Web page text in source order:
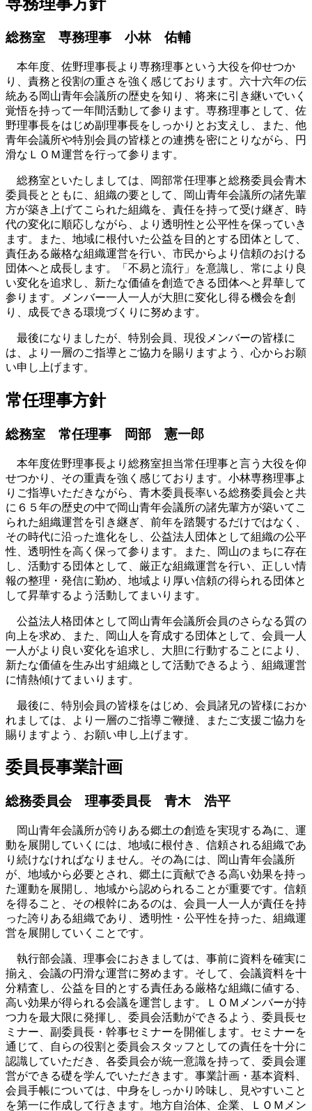
専務理事方針
総務室 専務理事 小林 佑輔
本年度、佐野理事長より専務理事という大役を仰せつか
り、責務と役割の重さを強く感じております。六十六年の伝
統ある岡山青年会議所の歴史を知り、将来に引き継いでいく
覚悟を持って一年間活動して参ります。専務理事として、佐
野理事長をはじめ副理事長をしっかりとお支えし、また、他
青年会議所や特別会員の皆様との連携を密にとりながら、円
滑なＬＯＭ運営を行って参ります。
総務室といたしましては、岡部常任理事と総務委員会青木
委員長とともに、組織の要として、岡山青年会議所の諸先輩
方が築き上げてこられた組織を、責任を持って受け継ぎ、時
代の変化に順応しながら、より透明性と公平性を保っていき
ます。また、地域に根付いた公益を目的とする団体として、
責任ある厳格な組織運営を行い、市民からより信頼のおける
団体へと成長します。「不易と流行」を意識し、常により良
い変化を追求し、新たな価値を創造できる団体へと昇華して
参ります。メンバー一人一人が大胆に変化し得る機会を創
り、成長できる環境づくりに努めます。
最後になりましたが、特別会員、現役メンバーの皆様に
は、より一層のご指導とご協力を賜りますよう、心からお願
い申し上げます。
常任理事方針
総務室 常任理事 岡部 憲一郎
本年度佐野理事長より総務室担当常任理事と言う大役を仰
せつかり、その重責を強く感じております。小林専務理事よ
りご指導いただきながら、青木委員長率いる総務委員会と共
に６５年の歴史の中で岡山青年会議所の諸先輩方が築いてこ
られた組織運営を引き継ぎ、前年を踏襲するだけではなく、
その時代に沿った進化をし、公益法人団体として組織の公平
性、透明性を高く保って参ります。また、岡山のまちに存在
し、活動する団体として、厳正な組織運営を行い、正しい情
報の整理・発信に勤め、地域より厚い信頼の得られる団体と
して昇華するよう活動してまいります。
公益法人格団体として岡山青年会議所会員のさらなる質の
向上を求め、また、岡山人を育成する団体として、会員一人
一人がより良い変化を追求し、大胆に行動することにより、
新たな価値を生み出す組織として活動できるよう、組織運営
に情熱傾けてまいります。
最後に、特別会員の皆様をはじめ、会員諸兄の皆様におか
れましては、より一層のご指導ご鞭撻、またご支援ご協力を
賜りますよう、お願い申し上げます。
委員長事業計画
総務委員会 理事委員長 青木 浩平
岡山青年会議所が誇りある郷土の創造を実現する為に、運
動を展開していくには、地域に根付き、信頼される組織であ
り続けなければなりません。その為には、岡山青年会議所
が、地域から必要とされ、郷土に貢献できる高い効果を持っ
た運動を展開し、地域から認められることが重要です。信頼
を得ること、その根幹にあるのは、会員一人一人が責任を持
った誇りある組織であり、透明性・公平性を持った、組織運
営を展開していくことです。
執行部会議、理事会におきましては、事前に資料を確実に
揃え、会議の円滑な運営に努めます。そして、会議資料を十
分精査し、公益を目的とする責任ある厳格な組織に値する、
高い効果が得られる会議を運営します。ＬＯＭメンバーが持
つ力を最大限に発揮し、委員会活動ができるよう、委員長セ
ミナー、副委員長・幹事セミナーを開催します。セミナーを
通じて、自らの役割と委員会スタッフとしての責任を十分に
認識していただき、各委員会が統一意識を持って、委員会運
営ができる礎を学んでいただきます。事業計画・基本資料、
会員手帳については、中身をしっかり吟味し、見やすいこと
を第一に作成して行きます。地方自治体、企業、ＬＯＭメン